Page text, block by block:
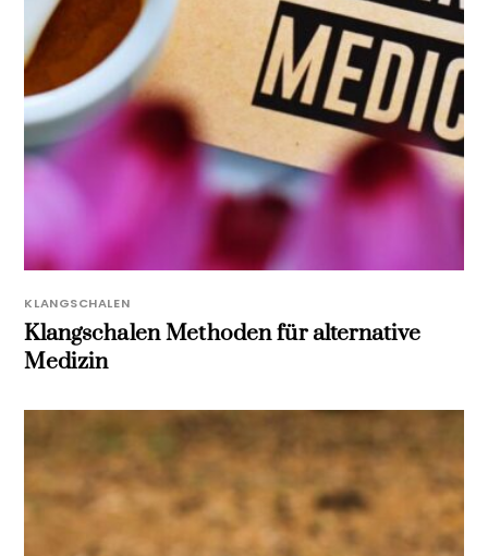
KLANGSCHALEN
Klangschalen Methoden für alternative
Medizin